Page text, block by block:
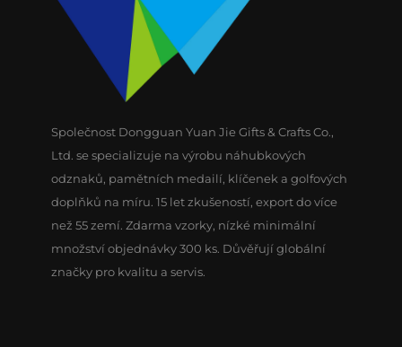
Společnost Dongguan Yuan Jie Gifts & Crafts Co.,
Ltd. se specializuje na výrobu náhubkových
odznaků, pamětních medailí, klíčenek a golfových
doplňků na míru. 15 let zkušeností, export do více
než 55 zemí. Zdarma vzorky, nízké minimální
množství objednávky 300 ks. Důvěřují globální
značky pro kvalitu a servis.